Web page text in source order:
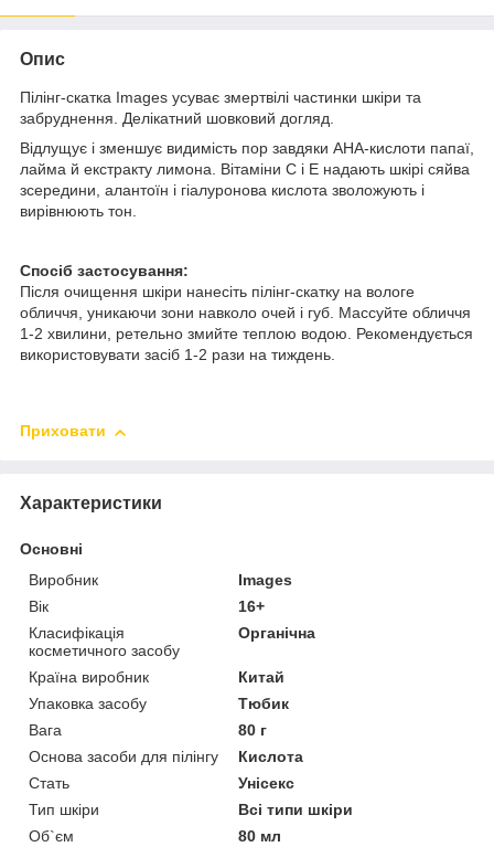
Опис
Пілінг-скатка Images усуває змертвілі частинки шкіри та
забруднення. Делікатний шовковий догляд.
Відлущує і зменшує видимість пор завдяки AHA-кислоти папаї,
лайма й екстракту лимона. Вітаміни С і Е надають шкірі сяйва
зсередини, алантоїн і гіалуронова кислота зволожують і
вирівнюють тон.
Спосіб застосування:
Після очищення шкіри нанесіть пілінг-скатку на вологе
обличчя, уникаючи зони навколо очей і губ. Массуйте обличчя
1-2 хвилини, ретельно змийте теплою водою. Рекомендується
використовувати засіб 1-2 рази на тиждень.
Приховати
Характеристики
Основні
Виробник
Images
Вік
16+
Класифікація
косметичного засобу
Органічна
Країна виробник
Китай
Упаковка засобу
Тюбик
Вага
80 г
Основа засоби для пілінгу
Кислота
Стать
Унісекс
Тип шкіри
Всі типи шкіри
Об`єм
80 мл